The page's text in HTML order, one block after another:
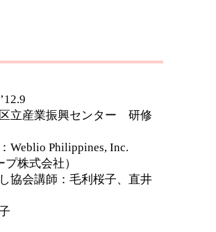
立産業振興センター 研修
Weblio Philippines, Inc.
プ株式会社）
協会講師：毛利桜子、直井